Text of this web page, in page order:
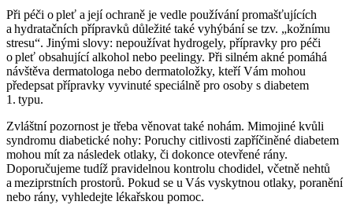
Při péči o pleť a její ochraně je vedle používání promašťujících
a hydratačních přípravků důležité také vyhýbání se tzv. „kožnímu
stresu“. Jinými slovy: nepoužívat hydrogely, přípravky pro péči
o pleť obsahující alkohol nebo peelingy. Při silném akné pomáhá
návštěva dermatologa nebo dermatoložky, kteří Vám mohou
předepsat přípravky vyvinuté speciálně pro osoby s diabetem
1. typu.
Zvláštní pozornost je třeba věnovat také nohám. Mimojiné kvůli
syndromu diabetické nohy: Poruchy citlivosti zapříčiněné diabetem
mohou mít za následek otlaky, či dokonce otevřené rány.
Doporučujeme tudíž pravidelnou kontrolu chodidel, včetně nehtů
a meziprstních prostorů. Pokud se u Vás vyskytnou otlaky, poranění
nebo rány, vyhledejte lékařskou pomoc.